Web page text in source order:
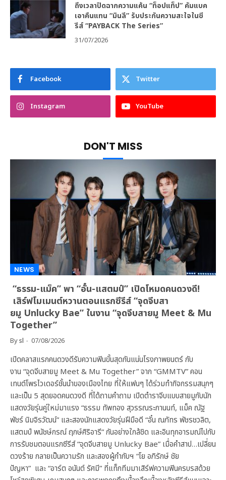
ถึงเวลาปิดฉากความแค้น “ท็อปแท็ป” คัมแบค
เอาคืนแทน “มินลี” รับประกันความสะใจในซี
รีส์ “PAYBACK The Series”
31/07/2026
Facebook Twitter
Instagram YouTube
DON'T MISS
NEWS
“ธรรม-แม็ค” พา “อั๋น-แสตมป์” เปิดโหมดคนดวงดี!
เสิร์ฟโมเมนต์หวานตอนแรกซีรีส์ “จุดจีบสา
ยมู Unlucky Bae” ในงาน “จุดจีบสายมู Meet & Mu
Together”
Bysl 07/08/2026
เปิดคลาสแรกคนดวงดีรับความฟินขั้นสุดกันแน่นโรงภาพยนตร์ กับ
งาน “จุดจีบสายมู Meet & Mu Together” จาก “GMMTV” คอน
เทนต์โพรไวเดอร์ชั้นนำของเมืองไทย ที่ให้แฟนๆ ได้ร่วมทำกิจกรรมสนุกๆ
และเป็น 5 สุดยอดคนดวงดี ที่ได้ถามคำถาม เปิดตำราจีบแบบสายมูกับนัก
แสดงวัยรุ่นคู่ใหม่มาแรง “ธรรม ทัพทอง สุวรรณระกานนท์, แม็ค ณัฐ
พัชร์ นิมจิรวัฒน์” และสองนักแสดงวัยรุ่นฝีมือดี “อั๋น ณภัทร พัชรชวลิต,
แสตมป์ พนัชษ์กรณ์ ฤกษ์ศิริอารี” กันอย่างใกล้ชิด และอินทุกอารมณ์ไปกับ
การรับชมตอนแรกซีรีส์ “จุดจีบสายมู Unlucky Bae” เมื่อคำสาป…เปลี่ยน
ดวงร้าย กลายเป็นความรัก และสองผู้กำกับฯ “โย อภิรักษ์ ชัย
ปัญหา” และ “อาร์ต อนันต์ รัศมี” ที่แท็กทีมมาเสิร์ฟความฟินครบรสด้วย